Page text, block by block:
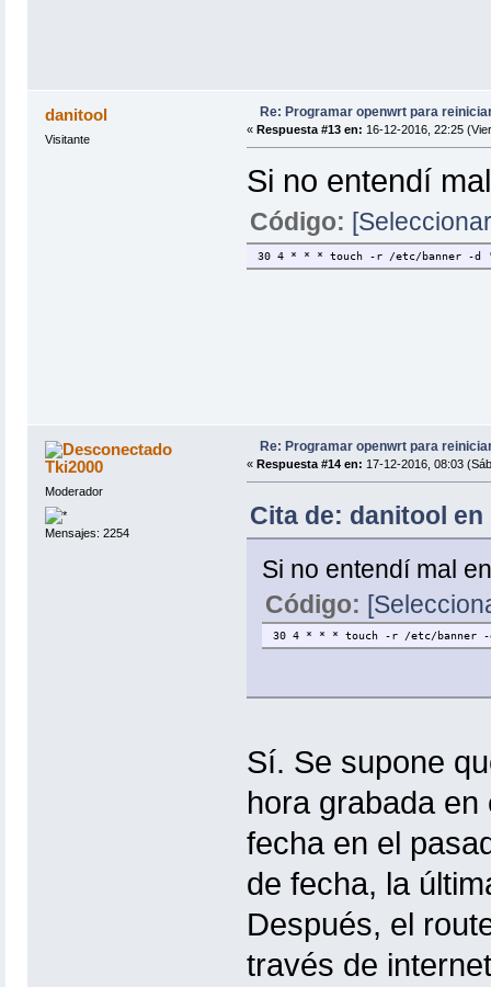
danitool
Visitante
Re: Programar openwrt para
« Respuesta #13 en: 16-12-2016, 22:25
Si no entendí
Código:
30 4 * * * touch -r /etc/banner -d
Tki2000
Moderador
Mensajes: 2254
Re: Programar openwrt para
« Respuesta #14 en: 17-12-2016, 08:03
Cita de: danitool en
Si no entendí mal
Código:
30 4 * * * touch -r /etc/banner -
Sí. Se supone
hora grabada
fecha en el
de fecha, la
Después, el
través de